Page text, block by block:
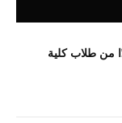
من طلاب كلية